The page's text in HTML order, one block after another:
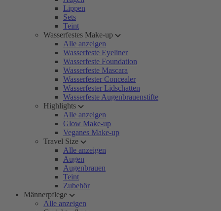
Lippen
Sets
Teint
Wasserfestes Make-up
Alle anzeigen
Wasserfeste Eyeliner
Wasserfeste Foundation
Wasserfeste Mascara
Wasserfester Concealer
Wasserfester Lidschatten
Wasserfeste Augenbrauenstifte
Highlights
Alle anzeigen
Glow Make-up
Veganes Make-up
Travel Size
Alle anzeigen
Augen
Augenbrauen
Teint
Zubehör
Männerpflege
Alle anzeigen